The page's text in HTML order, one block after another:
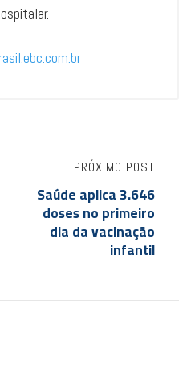
PRÓXIMO POST
Saúde aplica 3.646
doses no primeiro
dia da vacinação
infantil